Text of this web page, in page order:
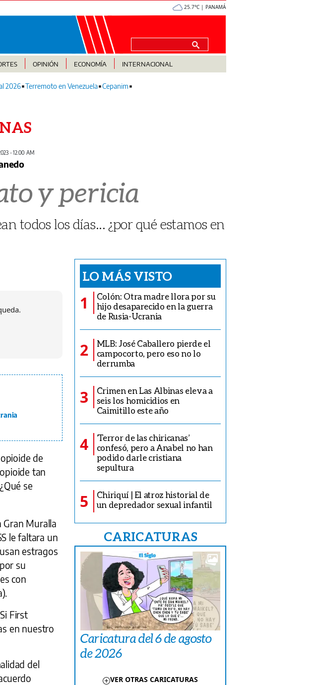
25.7°C | PANAMÁ
OPINIÓN ECONOMÍA INTERNACIONAL
2026 Terremoto en Venezuela Cepanim
- 12:00 AM
y pericia
todos los días... ¿por qué estamos en
de
tan
se
Gran Muralla
le faltara un
estragos
su
con
First
en nuestro
del
LO MÁS VISTO
1
Colón: Otra madre llora por su
hijo desaparecido en la guerra
de Rusia-Ucrania
2
MLB: José Caballero pierde el
campocorto, pero eso no lo
derrumba
3
Crimen en Las Albinas eleva a
seis los homicidios en
Caimitillo este año
4
‘Terror de las chiricanas’
confesó, pero a Anabel no han
podido darle cristiana
sepultura
5
Chiriquí | El atroz historial de
un depredador sexual infantil
CARICATURAS
Caricatura del 6 de agosto
de 2026
VER OTRAS CARICATURAS